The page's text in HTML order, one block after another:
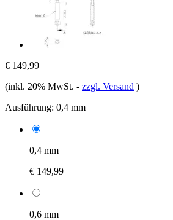
€ 149,99
(inkl. 20% MwSt. - zzgl. Versand )
Ausführung: 0,4 mm
0,4 mm
€ 149,99
0,6 mm